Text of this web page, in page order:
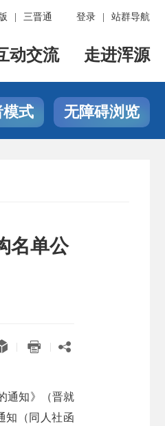
登录 站群导航
三晋通
动交流 走进浑源
式 无障碍浏览
名单公
 
通知》（晋就
知（同人社函